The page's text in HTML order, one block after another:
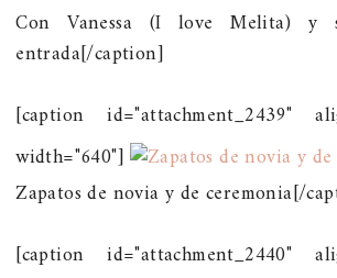
Con Vanessa (I love Melita)
entrada[/caption]
[caption id="attachment_2439"
width="640"]
Zapatos de novia y de ceremonia[/
[caption id="attachment_2440"